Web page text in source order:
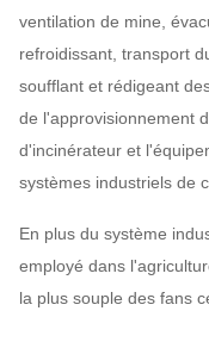
ventilation de mine,
refroidissant, transport
soufflant et rédigeant
de l'approvisionnement
d'incinérateur et
systèmes industriels de
En plus du système
employé dans
la plus souple des fans